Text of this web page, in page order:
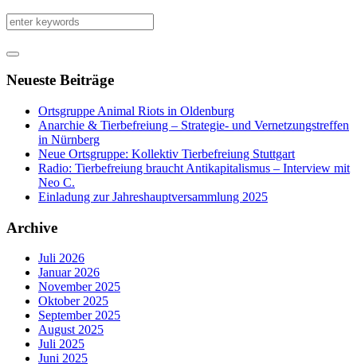
Neueste Beiträge
Ortsgruppe Animal Riots in Oldenburg
Anarchie & Tierbefreiung – Strategie- und Vernetzungstreffen
in Nürnberg
Neue Ortsgruppe: Kollektiv Tierbefreiung Stuttgart
Radio: Tierbefreiung braucht Antikapitalismus – Interview mit
Neo C.
Einladung zur Jahreshauptversammlung 2025
Archive
Juli 2026
Januar 2026
November 2025
Oktober 2025
September 2025
August 2025
Juli 2025
Juni 2025